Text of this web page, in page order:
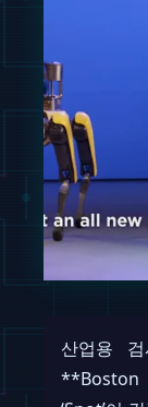
산업용
**Boston